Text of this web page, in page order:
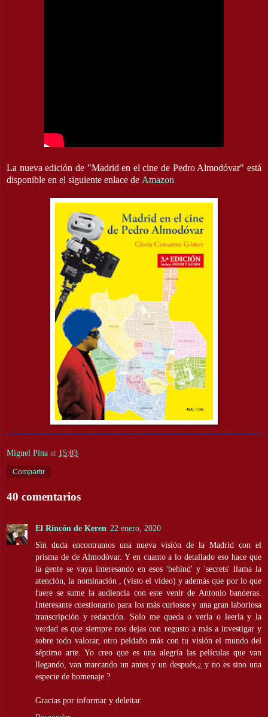
La nueva edición de "Madrid en el cine de Pedro Almodóvar" está
disponible en el siguiente enlace de Amazon
Miguel Pina at 15:03
Compartir
40 comentarios
El Rincón de Keren 22 enero, 2020
Sin duda encontramos una nueva visión de la Madrid con el
prisma de de Almodóvar. Y en cuanto a lo detallado eso hace que
la gente se vaya interesando en esos 'behind' y 'secrets' llama la
atención, la nominación , (visto el vídeo) y además que por lo que
fuere se sume la audiencia con este venir de Antonio banderas.
Interesante cuestionario para los más curiosos y una gran laboriosa
transcripción y redacción. Solo me queda o verla o leerla y la
verdad es que siempre nos dejas con regusto a más a investigar y
sobre todo valorar, otro peldaño más con tu visión el mundo del
séptimo arte. Yo creo que es una alegría las películas que van
llegando, van marcando un antes y un después,¿ y no es sino una
especie de homenaje ?
Gracias por informar y deleitar.